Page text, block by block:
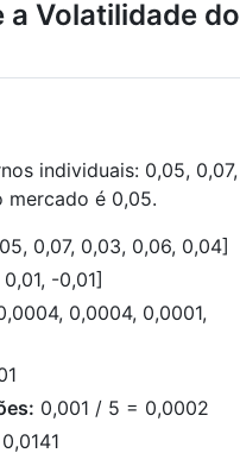
a Volatilidade do
individuais: 0,05, 0,07,
mercado é 0,05.
0,07, 0,03, 0,06, 0,04]
-0,01]
0,0004, 0,0001,
0,001 / 5 = 0,0002